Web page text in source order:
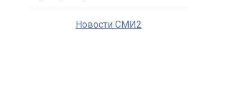
Новости СМИ2